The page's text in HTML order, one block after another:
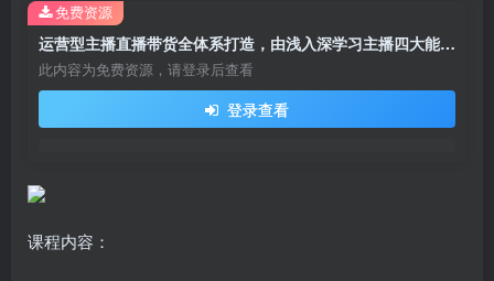
运营型主播直播带货全体系打造，由浅入深学习主播四大能力（9节）
此内容为免费资源，请登录后查看
登录查看
免费资源
课程内容：